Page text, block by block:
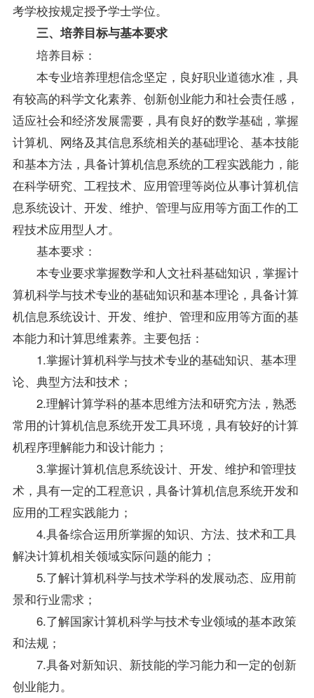
考学校按规定授予学士学位。
三、培养目标与基本要求
培养目标：
本专业培养理想信念坚定，良好职业道德水准，具
有较高的科学文化素养、创新创业能力和社会责任感，
适应社会和经济发展需要，具有良好的数学基础，掌握
计算机、网络及其信息系统相关的基础理论、基本技能
和基本方法，具备计算机信息系统的工程实践能力，能
在科学研究、工程技术、应用管理等岗位从事计算机信
息系统设计、开发、维护、管理与应用等方面工作的工
程技术应用型人才。
基本要求：
本专业要求掌握数学和人文社科基础知识，掌握计
算机科学与技术专业的基础知识和基本理论，具备计算
机信息系统设计、开发、维护、管理和应用等方面的基
本能力和计算思维素养。主要包括：
1.掌握计算机科学与技术专业的基础知识、基本理
论、典型方法和技术；
2.理解计算学科的基本思维方法和研究方法，熟悉
常用的计算机信息系统开发工具环境，具有较好的计算
机程序理解能力和设计能力；
3.掌握计算机信息系统设计、开发、维护和管理技
术，具有一定的工程意识，具备计算机信息系统开发和
应用的工程实践能力；
4.具备综合运用所掌握的知识、方法、技术和工具
解决计算机相关领域实际问题的能力；
5.了解计算机科学与技术学科的发展动态、应用前
景和行业需求；
6.了解国家计算机科学与技术专业领域的基本政策
和法规；
7.具备对新知识、新技能的学习能力和一定的创新
创业能力。